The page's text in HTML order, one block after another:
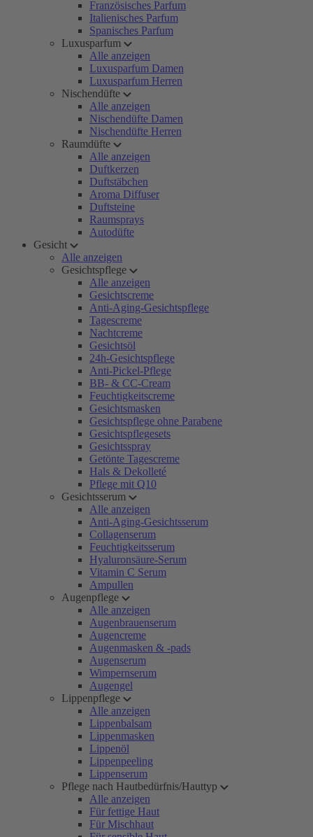
Französisches Parfum
Italienisches Parfum
Spanisches Parfum
Luxusparfum
Alle anzeigen
Luxusparfum Damen
Luxusparfum Herren
Nischendüfte
Alle anzeigen
Nischendüfte Damen
Nischendüfte Herren
Raumdüfte
Alle anzeigen
Duftkerzen
Duftstäbchen
Aroma Diffuser
Duftsteine
Raumsprays
Autodüfte
Gesicht
Alle anzeigen
Gesichtspflege
Alle anzeigen
Gesichtscreme
Anti-Aging-Gesichtspflege
Tagescreme
Nachtcreme
Gesichtsöl
24h-Gesichtspflege
Anti-Pickel-Pflege
BB- & CC-Cream
Feuchtigkeitscreme
Gesichtsmasken
Gesichtspflege ohne Parabene
Gesichtspflegesets
Gesichtsspray
Getönte Tagescreme
Hals & Dekolleté
Pflege mit Q10
Gesichtsserum
Alle anzeigen
Anti-Aging-Gesichtsserum
Collagenserum
Feuchtigkeitsserum
Hyaluronsäure-Serum
Vitamin C Serum
Ampullen
Augenpflege
Alle anzeigen
Augenbrauenserum
Augencreme
Augenmasken & -pads
Augenserum
Wimpernserum
Augengel
Lippenpflege
Alle anzeigen
Lippenbalsam
Lippenmasken
Lippenöl
Lippenpeeling
Lippenserum
Pflege nach Hautbedürfnis/Hauttyp
Alle anzeigen
Für fettige Haut
Für Mischhaut